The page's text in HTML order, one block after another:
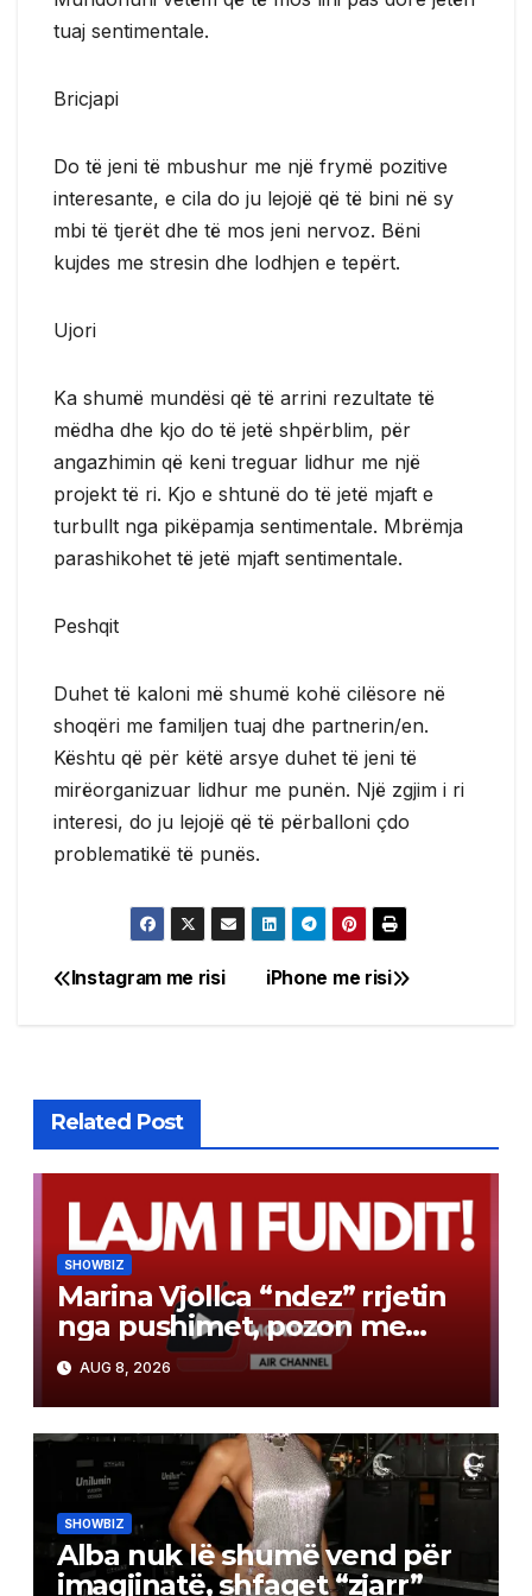
tuaj sentimentale.
Bricjapi
Do të jeni të mbushur me një frymë pozitive
interesante, e cila do ju lejojë që të bini në sy
mbi të tjerët dhe të mos jeni nervoz. Bëni
kujdes me stresin dhe lodhjen e tepërt.
Ujori
Ka shumë mundësi që të arrini rezultate të
mëdha dhe kjo do të jetë shpërblim, për
angazhimin që keni treguar lidhur me një
projekt të ri. Kjo e shtunë do të jetë mjaft e
turbullt nga pikëpamja sentimentale. Mbrëmja
parashikohet të jetë mjaft sentimentale.
Peshqit
Duhet të kaloni më shumë kohë cilësore në
shoqëri me familjen tuaj dhe partnerin/en.
Kështu që për këtë arsye duhet të jeni të
mirëorganizuar lidhur me punën. Një zgjim i ri
interesi, do ju lejojë që të përballoni çdo
problematikë të punës.
Post
iPhone me risi
Instagram me risi
Related Post
SHOWBIZ
Marina Vjollca “ndez” rrjetin
nga pushimet, pozon me
bikini pranë detit
AUG 8, 2026
SHOWBIZ
Alba nuk lë shumë vend për
imagjinatë, shfaqet “zjarr”